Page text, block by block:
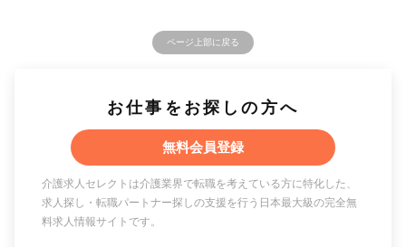
ページ上部に戻る
お仕事をお探しの方へ
無料会員登録
介護求人セレクトは介護業界で転職を考えている方に特化した、
求人探し・転職パートナー探しの支援を行う日本最大級の完全無
料求人情報サイトです。